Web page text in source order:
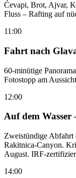
Ćevapi, Brot, Ajvar,
Fluss – Rafting auf
11:00
Fahrt nach
60-minütige
Fotostopp am
12:00
Auf dem Wasser
Zweistündige Abfahrt
Rakitnica-Canyon.
August. IRF-
14:00